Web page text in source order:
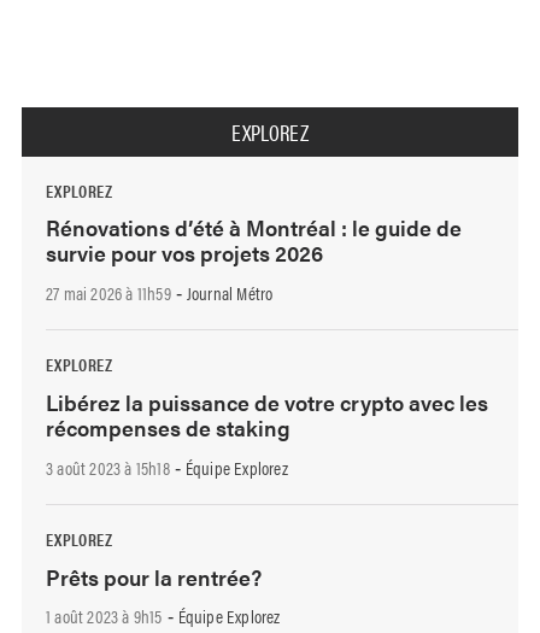
EXPLOREZ
EXPLOREZ
Rénovations d’été à Montréal : le guide de
survie pour vos projets 2026
27 mai 2026 à 11h59- Journal Métro
EXPLOREZ
Libérez la puissance de votre crypto avec les
récompenses de staking
3 août 2023 à 15h18- Équipe Explorez
EXPLOREZ
Prêts pour la rentrée?
1 août 2023 à 9h15 - Équipe Explorez